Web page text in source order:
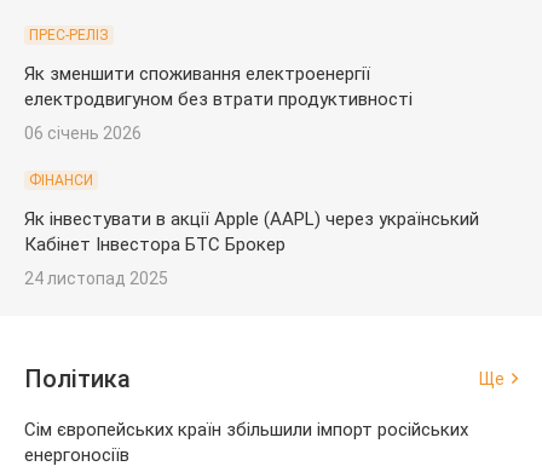
ПРЕС-РЕЛІЗ
Як зменшити споживання електроенергії
електродвигуном без втрати продуктивності
06 січень 2026
ФІНАНСИ
Як інвестувати в акції Apple (AAPL) через український
Кабінет Інвестора БТС Брокер
24 листопад 2025
Політика Ще
Сім європейських країн збільшили імпорт російських
енергоносіїв